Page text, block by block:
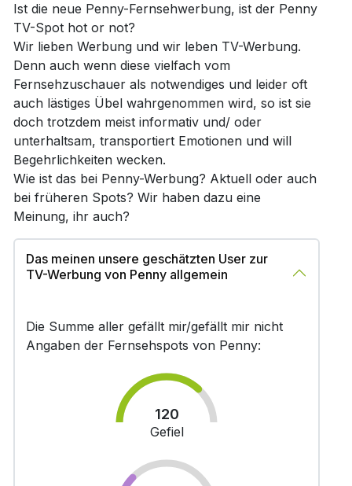
Ist die neue Penny-Fernsehwerbung, ist der Penny
TV-Spot hot or not?
Wir lieben Werbung und wir leben TV-Werbung.
Denn auch wenn diese vielfach vom
Fernsehzuschauer als notwendiges und leider oft
auch lästiges Übel wahrgenommen wird, so ist sie
doch trotzdem meist informativ und/ oder
unterhaltsam, transportiert Emotionen und will
Begehrlichkeiten wecken.
Wie ist das bei Penny-Werbung? Aktuell oder auch
bei früheren Spots? Wir haben dazu eine
Meinung, ihr auch?
Das meinen unsere geschätzten User zur
TV-Werbung von Penny allgemein
Die Summe aller gefällt mir/gefällt mir nicht
Angaben der Fernsehspots von Penny:
120
Gefiel